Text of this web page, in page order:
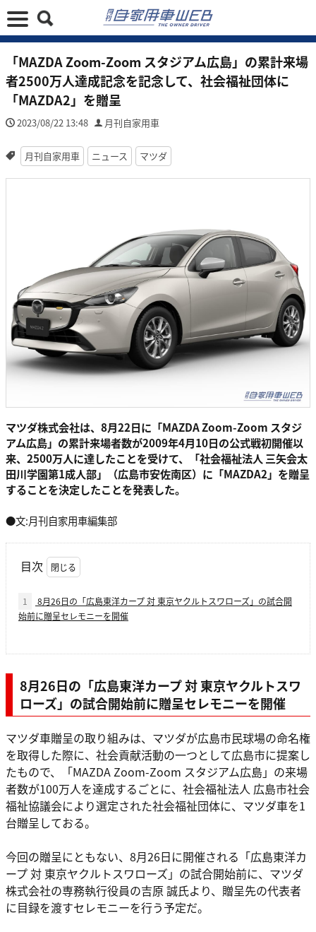
「MAZDA Zoom-Zoom スタジアム広島」の累計来場
者2500万人達成記念を記念して、社会福祉団体に
「MAZDA2」を贈呈
2023/08/22 13:48 月刊自家用車
月刊自家用車 ニュース マツダ
マツダ株式会社は、8月22日に「MAZDA Zoom-Zoom スタジ
アム広島」の累計来場者数が2009年4月10日の公式戦初開催以
来、2500万人に達したことを受けて、「社会福祉法人 三矢会太
田川学園第1成人部」（広島市安佐南区）に「MAZDA2」を贈呈
することを決定したことを発表した。
●文:月刊自家用車編集部
目次
1
8月26日の「広島東洋カープ 対 東京ヤクルトスワローズ」の試合開
始前に贈呈セレモニーを開催
8月26日の「広島東洋カープ 対 東京ヤクルトスワ
ローズ」の試合開始前に贈呈セレモニーを開催
マツダ車贈呈の取り組みは、マツダが広島市民球場の命名権
を取得した際に、社会貢献活動の一つとして広島市に提案し
たもので、「MAZDA Zoom-Zoom スタジアム広島」の来場
者数が100万人を達成するごとに、社会福祉法人 広島市社会
福祉協議会により選定された社会福祉団体に、マツダ車を1
台贈呈しておる。
今回の贈呈にともない、8月26日に開催される「広島東洋カ
ープ 対 東京ヤクルトスワローズ」の試合開始前に、マツダ
株式会社の専務執行役員の吉原 誠氏より、贈呈先の代表者
に目録を渡すセレモニーを行う予定だ。